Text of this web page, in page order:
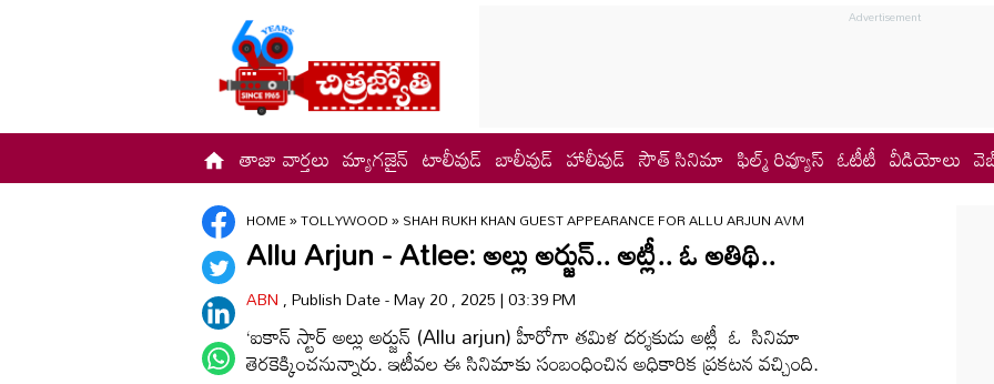
తాజా వార్తలు మ్యాగజైన్ టాలీవుడ్ బాలీవుడ్ హాలీవుడ్ సౌత్ సినిమా ఫిల్మ్ రివ్యూస్ ఓటీటీ వీడియోలు
HOME»TOLLYWOOD»SHAH RUKH KHAN GUEST APPEARANCE FOR ALLU ARJUN AVM
Allu Arjun - Atlee: అల్లు అర్జున్‌.. అట్లీ.. ఓ అతిథి..
ABN, Publish Date - May 20 , 2025 | 03:39 PM
‘ఐకాన్‌ స్టార్‌ అల్లు అర్జున్‌ (Allu arjun) హీరోగా తమిళ దర్శకుడు అట్లీ ఓ సినిమా
తెరకెక్కించనున్నారు. ఇటీవల ఈ సినిమాకు సంబంధించిన అధికారిక ప్రకటన వచ్చింది.